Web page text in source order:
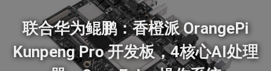
联合华为鲲鹏：香橙派 OrangePi
Kunpeng Pro 开发板，4核心AI处理